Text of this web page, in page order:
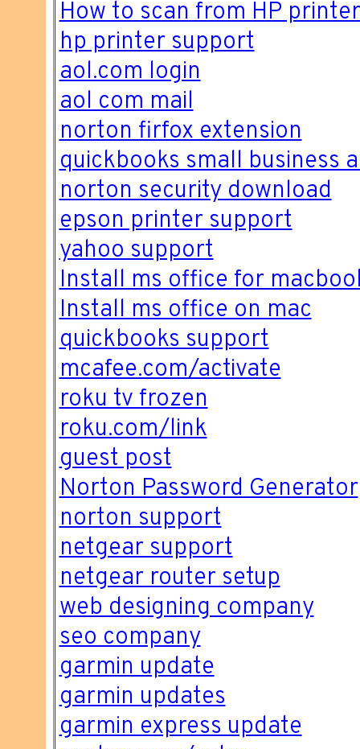
How to scan from HP printer
hp printer support
aol.com login
aol com mail
norton firfox extension
quickbooks small business
norton security download
epson printer support
yahoo support
Install ms office for
Install ms office on mac
quickbooks support
mcafee.com/activate
roku tv frozen
roku.com/link
guest post
Norton Password Generator
norton support
netgear support
netgear router setup
web designing company
seo company
garmin update
garmin updates
garmin express update